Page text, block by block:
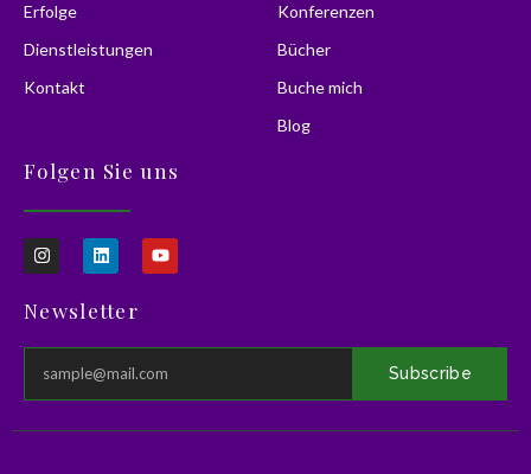
Erfolge
Dienstleistungen
Kontakt
Konferenzen
Bücher
Buche mich
Blog
Folgen Sie uns
I
n
s
a
r
a
L
i
n
e
i
n
Y
o
u
e
Newsletter
Subscribe